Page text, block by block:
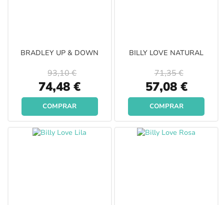
BRADLEY UP & DOWN
Special
Price
74,48 €
93,10 €
COMPRAR
BILLY LOVE NATURAL
Special
Price
57,08 €
71,35 €
COMPRAR